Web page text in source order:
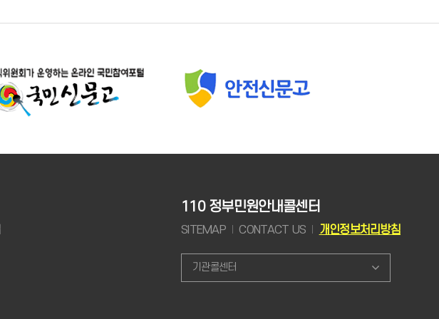
110 정부민원안내콜센터
SITEMAP CONTACT US 개인정보처리방침
기관콜센터